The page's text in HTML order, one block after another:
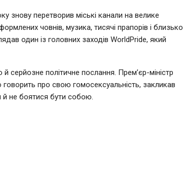
знову перетворив міські канали на велике
човнів, музика, тисячі прапорів і близько
один із головних заходів WorldPride, який
політичне послання. Прем’єр-міністр
говорить про свою гомосексуальність, закликав
не боятися бути собою.